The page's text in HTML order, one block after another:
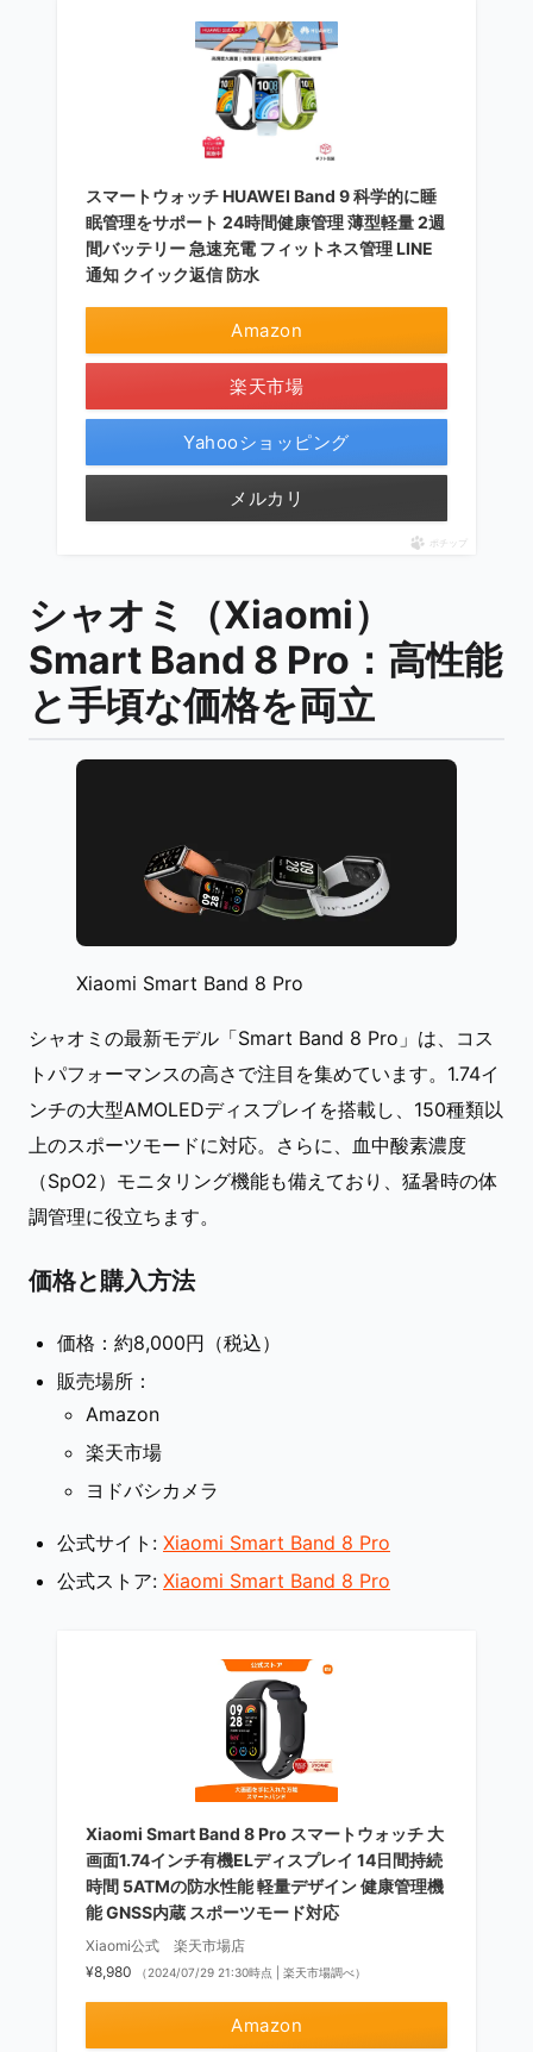
スマートウォッチ HUAWEI Band 9 科学的に睡
眠管理をサポート 24時間健康管理 薄型軽量 2週
間バッテリー 急速充電 フィットネス管理 LINE
通知 クイック返信 防水
Amazon
楽天市場
Yahooショッピング
メルカリ
ポチップ
シャオミ（Xiaomi）
Smart Band 8 Pro：高性能
と手頃な価格を両立
Xiaomi Smart Band 8 Pro
シャオミの最新モデル「Smart Band 8 Pro」は、コス
トパフォーマンスの高さで注目を集めています。1.74イ
ンチの大型AMOLEDディスプレイを搭載し、150種類以
上のスポーツモードに対応。さらに、血中酸素濃度
（SpO2）モニタリング機能も備えており、猛暑時の体
調管理に役立ちます。
価格と購入方法
価格：約8,000円（税込）
販売場所：
Amazon
楽天市場
ヨドバシカメラ
公式サイト: Xiaomi Smart Band 8 Pro
公式ストア: Xiaomi Smart Band 8 Pro
Xiaomi Smart Band 8 Pro スマートウォッチ 大
画面1.74インチ有機ELディスプレイ 14日間持続
時間 5ATMの防水性能 軽量デザイン 健康管理機
能 GNSS内蔵 スポーツモード対応
Xiaomi公式 楽天市場店
¥8,980
（2024/07/29 21:30時点 | 楽天市場調べ）
Amazon